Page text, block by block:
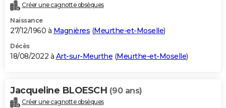
Créer une cagnotte obsèques
Naissance
27/12/1960 à Magnières (Meurthe-et-Moselle)
Décès
18/08/2022 à Art-sur-Meurthe (Meurthe-et-Moselle)
Jacqueline BLOESCH (90 ans)
Créer une cagnotte obsèques